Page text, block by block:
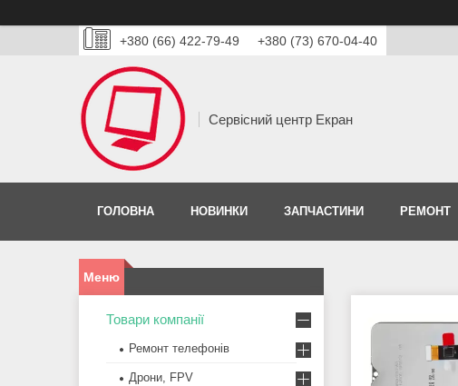
+380 (66) 422-79-49 +380 (73) 670-04-40
Сервісний центр Екран
ГОЛОВНА НОВИНКИ ЗАПЧАСТИНИ РЕМОНТ
Товари компанії
Ремонт телефонів
Дрони, FPV